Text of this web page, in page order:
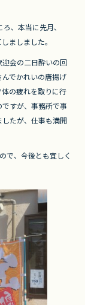
、本当に先月、
ましました。
会の二日酔いの回
でかれいの唐揚げ
の疲れを取りに行
すが、事務所で事
たが、仕事も満開
で、今後とも宜しく